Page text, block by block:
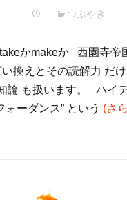
つぶやき
かmakeか 西園寺帝
換えとその読解力 だ
論 も扱います。 ハイ
ーダンス” という (さ